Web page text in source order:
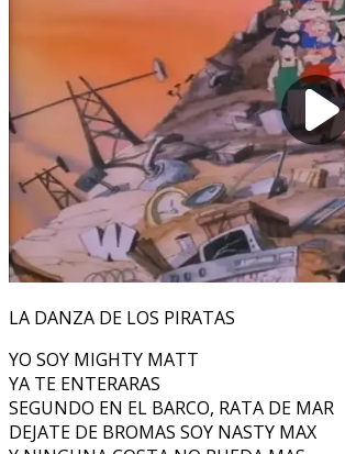
LA DANZA DE LOS PIRATAS
YO SOY MIGHTY MATT
YA TE ENTERARAS
SEGUNDO EN EL BARCO, RATA DE MAR
DEJATE DE BROMAS SOY NASTY MAX